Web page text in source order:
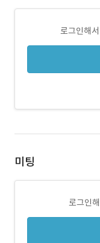
로그인해
미팅
로그인